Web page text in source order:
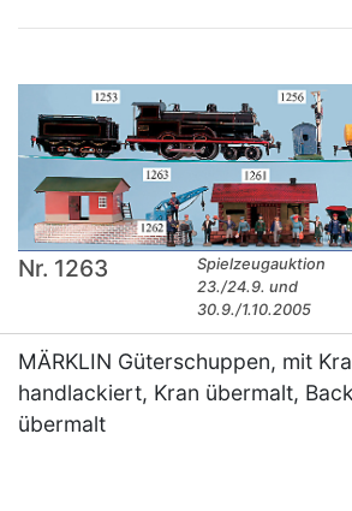
Nr. 1263
Spielzeugauktion
23./24.9. und
30.9./1.10.2005
MÄRKLIN Güterschuppen, mit
handlackiert, Kran übermalt,
übermalt